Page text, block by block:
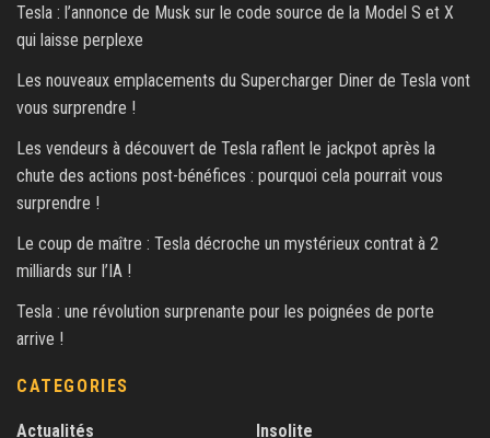
Tesla : l’annonce de Musk sur le code source de la Model S et X
qui laisse perplexe
Les nouveaux emplacements du Supercharger Diner de Tesla vont
vous surprendre !
Les vendeurs à découvert de Tesla raflent le jackpot après la
chute des actions post-bénéfices : pourquoi cela pourrait vous
surprendre !
Le coup de maître : Tesla décroche un mystérieux contrat à 2
milliards sur l’IA !
Tesla : une révolution surprenante pour les poignées de porte
arrive !
CATEGORIES
Actualités
Insolite